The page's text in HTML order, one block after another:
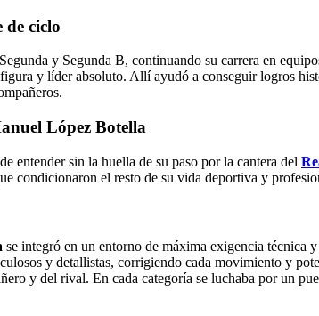
de ciclo
y Segunda B, continuando su carrera en
y líder absoluto. Allí ayudó a conseguir logros
López Botella
entender sin la huella de su paso por la cantera del
condicionaron el resto de su vida deportiva y
se integró en un entorno de máxima exigencia técnica
y detallistas, corrigiendo cada movimiento y
y del rival. En cada categoría se luchaba por un